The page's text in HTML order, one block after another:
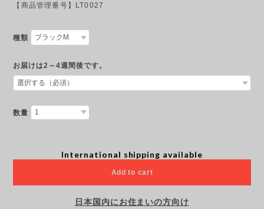
【商品管理番号】LT0027
種類
お届けは2～4週間後です。
数量
International shipping available
Add to cart
日本国内にお住まいの方向け